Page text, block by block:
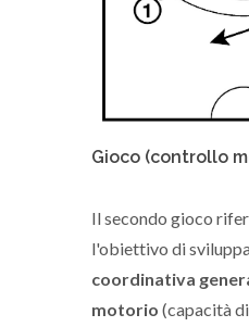
Gioco (controllo
Il secondo gioco
l'obiettivo di
coordinativa
motorio (capacità